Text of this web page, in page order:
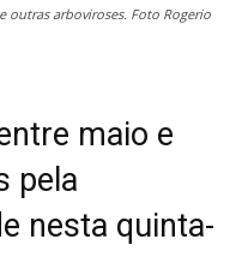
outras arboviroses. Foto Rogerio
maio e
pela
nesta quinta-